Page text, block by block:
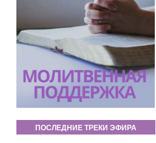
ПОСЛЕДНИЕ ТРЕКИ ЭФИРА